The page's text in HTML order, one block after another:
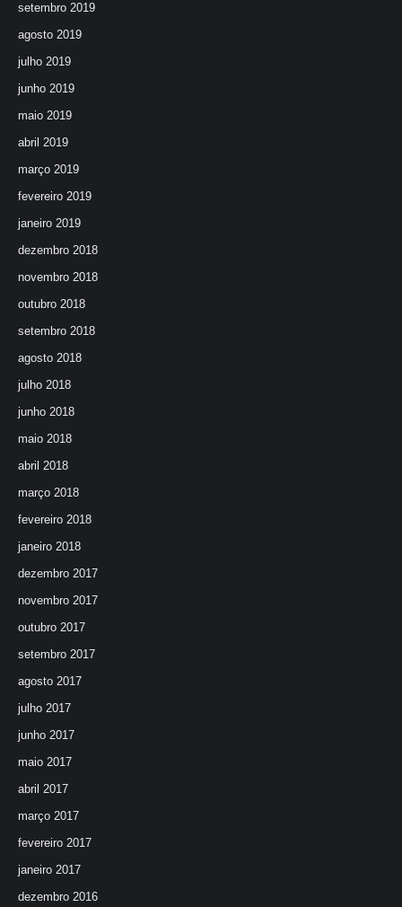
setembro 2019
agosto 2019
julho 2019
junho 2019
maio 2019
abril 2019
março 2019
fevereiro 2019
janeiro 2019
dezembro 2018
novembro 2018
outubro 2018
setembro 2018
agosto 2018
julho 2018
junho 2018
maio 2018
abril 2018
março 2018
fevereiro 2018
janeiro 2018
dezembro 2017
novembro 2017
outubro 2017
setembro 2017
agosto 2017
julho 2017
junho 2017
maio 2017
abril 2017
março 2017
fevereiro 2017
janeiro 2017
dezembro 2016